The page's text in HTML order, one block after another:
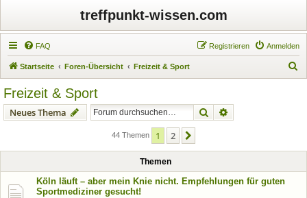
treffpunkt-wissen.com
FAQ Anmelden
Registrieren
Startseite Foren-Übersicht Freizeit & Sport
Freizeit & Sport
Neues Thema Suche
44 Themen 1 2
Themen
Köln läuft – aber mein Knie nicht. Empfehlungen für guten
Sportmediziner gesucht!